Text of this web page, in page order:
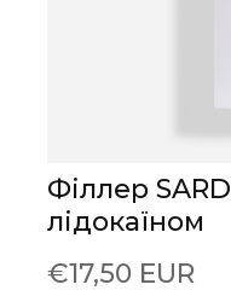
Філлер
лідокаїном
€17,50 EUR